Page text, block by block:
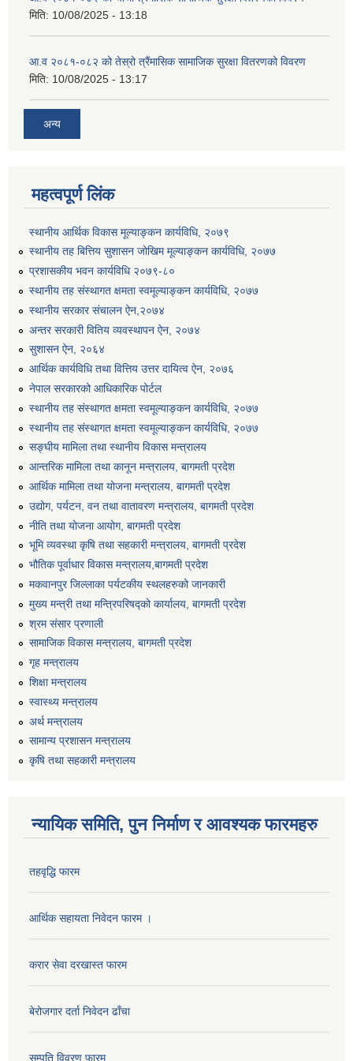
मिति: 10/08/2025 - 13:18
आ.व २०८१-०८२ को तेस्रो त्रैंमासिक सामाजिक सुरक्षा वितरणको विवरण
मिति: 10/08/2025 - 13:17
अन्य
महत्वपूर्ण लिंक
स्थानीय आर्थिक विकास मूल्याङ्कन कार्यविधि, २०७९
स्थानीय तह बित्तिय सुशासन जोखिम मूल्याङ्कन कार्यविधि, २०७७
प्रशासकीय भवन कार्यविधि २०७९-८०
स्थानीय तह संस्थागत क्षमता स्वमूल्याङ्कन कार्यविधि, २०७७
स्थानीय सरकार संचालन ऐन,२०७४
अन्तर सरकारी वितिय व्यवस्थापन ऐन, २०७४
सुशासन ऐन, २०६४
आर्थिक कार्यविधि तथा वित्तिय उत्तर दायित्व ऐन, २०७६
नेपाल सरकारको आधिकारिक पोर्टल
स्थानीय तह संस्थागत क्षमता स्वमूल्याङ्कन कार्यविधि, २०७७
स्थानीय तह संस्थागत क्षमता स्वमूल्याङ्कन कार्यविधि, २०७७
सङ्घीय मामिला तथा स्थानीय विकास मन्त्रालय
आन्तरिक मामिला तथा कानून मन्त्रालय, बागमती प्रदेश
आर्थिक मामिला तथा योजना मन्त्रालय, बागमती प्रदेश
उद्योग, पर्यटन, वन तथा वातावरण मन्त्रालय, बागमती प्रदेश
नीति तथा योजना आयोग, बागमती प्रदेश
भूमि व्यवस्था कृषि तथा सहकारी मन्त्रालय, बागमती प्रदेश
भौतिक पूर्वाधार विकास मन्त्रालय,बागमती प्रदेश
मकवानपुर जिल्लाका पर्यटकीय स्थलहरुको जानकारी
मुख्य मन्त्री तथा मन्त्रिपरिषद्को कार्यालय, बागमती प्रदेश
श्रम संसार प्रणाली
सामाजिक विकास मन्त्रालय, बागमती प्रदेश
गृह मन्त्रालय
शिक्षा मन्त्रालय
स्वास्थ्य मन्त्रालय
अर्थ मन्त्रालय
सामान्य प्रशासन मन्त्रालय
कृषि तथा सहकारी मन्त्रालय
न्यायिक समिति, पुन निर्माण र आवश्यक फारमहरु
तहवृद्धि फारम
आर्थिक सहायता निवेदन फारम ।
करार सेवा दरखास्त फारम
बेरोजगार दर्ता निवेदन ढाँचा
सम्पति विवरण फारम